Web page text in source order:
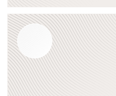
Подробнее о программе